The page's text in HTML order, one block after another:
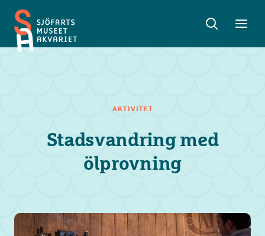
Sjöfartsmuseet
Akvariet
Toggle
AKTIVITET
Stadsvandring med
ölprovning